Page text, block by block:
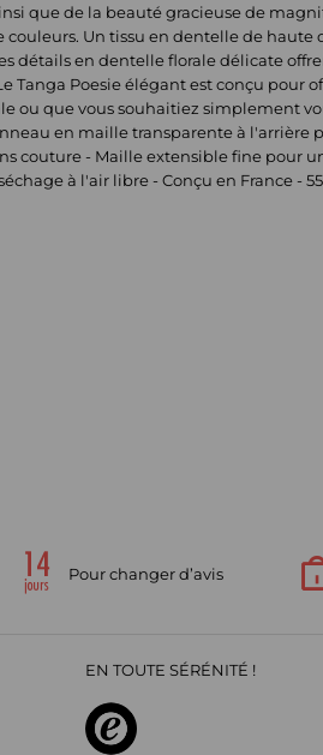
que de la beauté gracieuse de
Un tissu en dentelle de haute
détails en dentelle florale délicate
Tanga Poesie élégant est conçu pour
ou que vous souhaitiez simplement
en maille transparente à l'arrière
couture - Maille extensible fine pour
à l'air libre - Conçu en France -
Pour changer d’avis
EN TOUTE SÉRÉNITÉ !